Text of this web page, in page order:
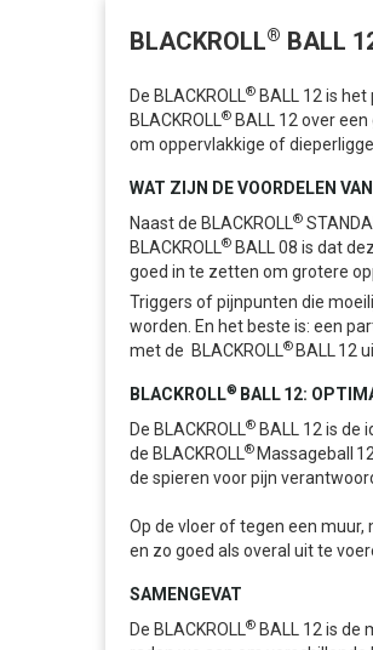
BLACKROLL® BALL
De BLACKROLL ® BALL 12 is
BLACKROLL
® BALL 12 over
om oppervlakkige of
WAT ZIJN DEVOORDELEN
Naast de BLACKROLL
®
BLACKROLL
® BALL 08 is dat
goed in te zetten om grotere
Triggers of pijnpunten die
worden. En het beste is: een
met de BLACKROLL
® BALL 12
BLACKROLL® BALL12:
De BLACKROLL
® BALL 12 is
de BLACKROLL
® Massageball
de spieren voor pijn
Op de vloer of tegen een muur,
en zo goed als overal uit te
SAMENGEVAT
De BLACKROLL
® BALL 12 is